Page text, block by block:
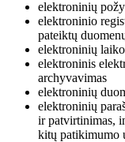
elektroninių
elektroninio
pateiktų
elektroninių
elektroninis
archyvavimas
elektroninių
elektroninių
ir patvirtinimas,
kitų patikimumo